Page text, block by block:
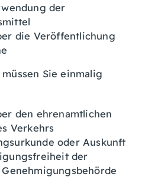
der
die Veröffentlichung
Sie einmalig
den ehrenamtlichen
Verkehrs
oder Auskunft
der